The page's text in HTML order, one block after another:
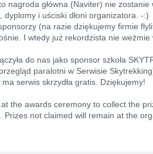
nagroda główna (Naviter) nie
i uściski dłoni organizatora. -:)
(na razie dziękujemy firmie
I wtedy już rekordzista nie weźmie
do nas jako sponsor szkoła
paralotni w Serwisie
serwis skrzydła gratis. Dziękujemy!
the awards ceremony to collect the
Prizes not claimed will remain at the